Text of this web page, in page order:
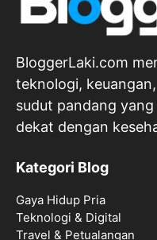
BloggerLaki.com
teknologi,
sudut pandang
dekat dengan
Kategori Blog
Gaya Hidup Pria
Teknologi & Digital
Travel & Petualangan